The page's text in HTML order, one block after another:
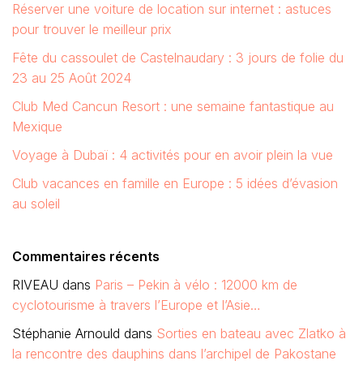
Réserver une voiture de location sur internet : astuces
pour trouver le meilleur prix
Fête du cassoulet de Castelnaudary : 3 jours de folie du
23 au 25 Août 2024
Club Med Cancun Resort : une semaine fantastique au
Mexique
Voyage à Dubaï : 4 activités pour en avoir plein la vue
Club vacances en famille en Europe : 5 idées d’évasion
au soleil
Commentaires récents
RIVEAU dans Paris – Pekin à vélo : 12000 km de
cyclotourisme à travers l’Europe et l’Asie…
Stéphanie Arnould dans Sorties en bateau avec Zlatko à
la rencontre des dauphins dans l’archipel de Pakostane